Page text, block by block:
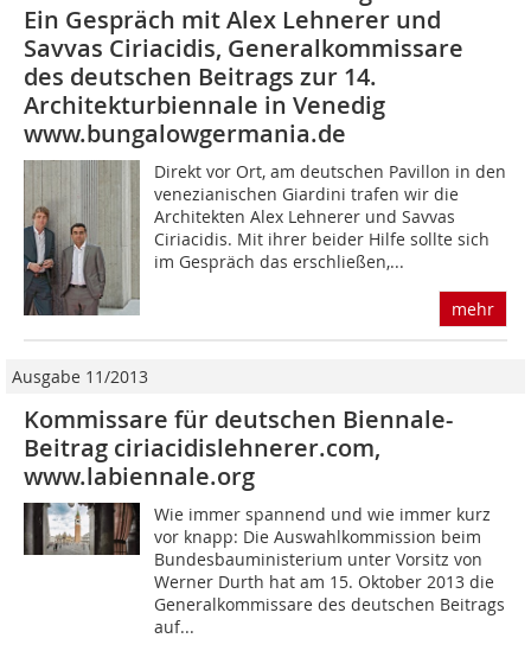
Ein Gespräch mit Alex Lehnerer und
Savvas Ciriacidis, Generalkommissare
des deutschen Beitrags zur 14.
Architekturbiennale in Venedig
www.bungalowgermania.de
Direkt vor Ort, am deutschen Pavillon in den
venezianischen Giardini trafen wir die
Architekten Alex Lehnerer und Savvas
Ciriacidis. Mit ihrer beider Hilfe sollte sich
im Gespräch das erschließen,...
mehr
Ausgabe 11/2013
Kommissare für deutschen Biennale-
Beitrag ciriacidislehnerer.com,
www.labiennale.org
Wie immer spannend und wie immer kurz
vor knapp: Die Auswahlkommission beim
Bundesbauministerium unter Vorsitz von
Werner Durth hat am 15. Oktober 2013 die
Generalkommissare des deutschen Beitrags
auf...